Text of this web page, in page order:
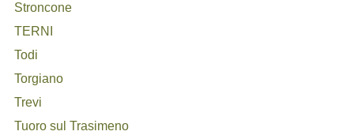
Stroncone
TERNI
Todi
Torgiano
Trevi
Tuoro sul Trasimeno